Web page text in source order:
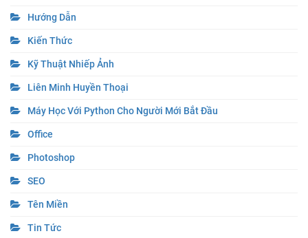
Hướng Dẫn
Kiến Thức
Kỹ Thuật Nhiếp Ảnh
Liên Minh Huyền Thoại
Máy Học Với Python Cho Người Mới Bắt Đầu
Office
Photoshop
SEO
Tên Miền
Tin Tức